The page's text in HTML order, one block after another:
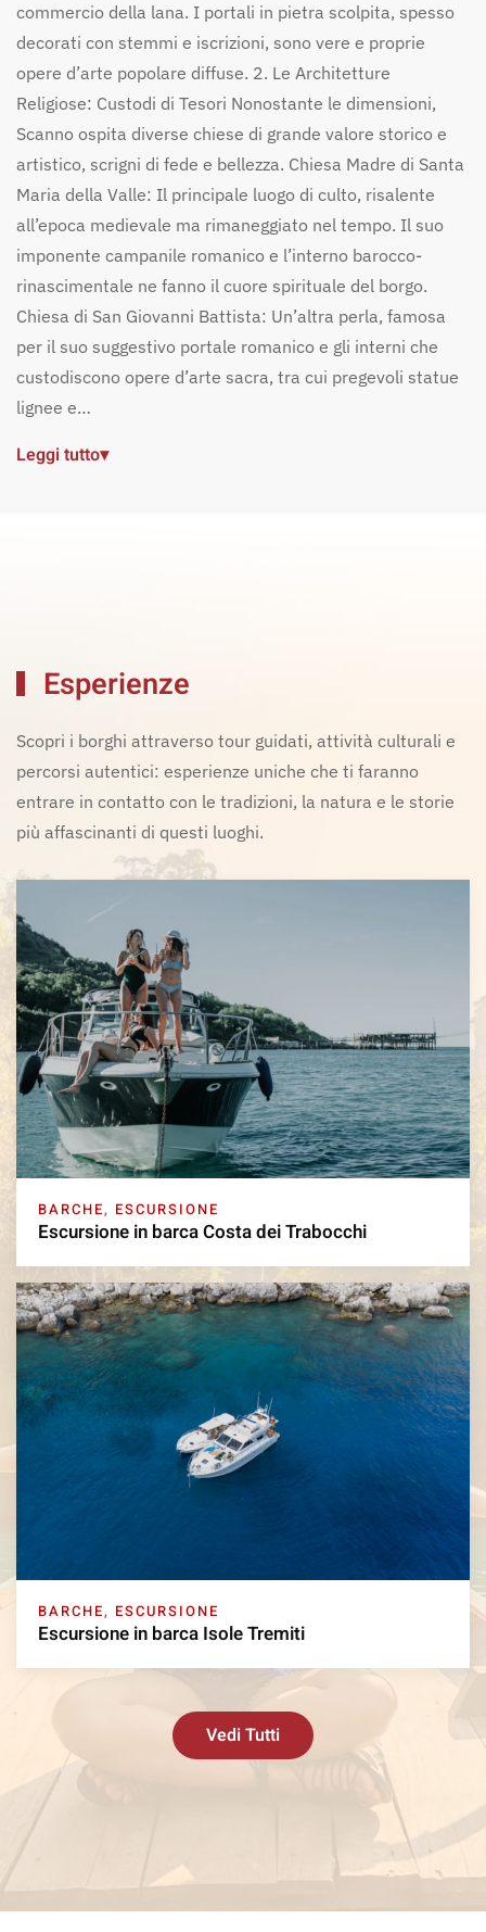
commercio della lana. I portali in pietra scolpita, spesso
decorati con stemmi e iscrizioni, sono vere e proprie
opere d’arte popolare diffuse. 2. Le Architetture
Religiose: Custodi di Tesori Nonostante le dimensioni,
Scanno ospita diverse chiese di grande valore storico e
artistico, scrigni di fede e bellezza. Chiesa Madre di Santa
Maria della Valle: Il principale luogo di culto, risalente
all’epoca medievale ma rimaneggiato nel tempo. Il suo
imponente campanile romanico e l’interno barocco-
rinascimentale ne fanno il cuore spirituale del borgo.
Chiesa di San Giovanni Battista: Un’altra perla, famosa
per il suo suggestivo portale romanico e gli interni che
custodiscono opere d’arte sacra, tra cui pregevoli statue
lignee e…
Leggi tutto▾
Esperienze
Scopri i borghi attraverso tour guidati, attività culturali e
percorsi autentici: esperienze uniche che ti faranno
entrare in contatto con le tradizioni, la natura e le storie
più affascinanti di questi luoghi.
BARCHE, ESCURSIONE
Escursione in barca Costa dei Trabocchi
BARCHE, ESCURSIONE
Escursione in barca Isole Tremiti
Vedi Tutti